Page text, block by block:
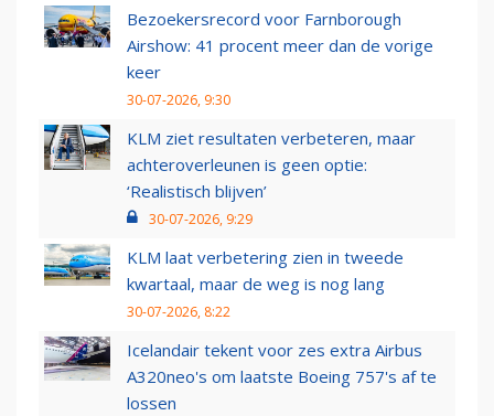
Bezoekersrecord voor Farnborough
Airshow: 41 procent meer dan de vorige
keer
30-07-2026, 9:30
KLM ziet resultaten verbeteren, maar
achteroverleunen is geen optie:
‘Realistisch blijven’
30-07-2026, 9:29
KLM laat verbetering zien in tweede
kwartaal, maar de weg is nog lang
30-07-2026, 8:22
Icelandair tekent voor zes extra Airbus
A320neo's om laatste Boeing 757's af te
lossen